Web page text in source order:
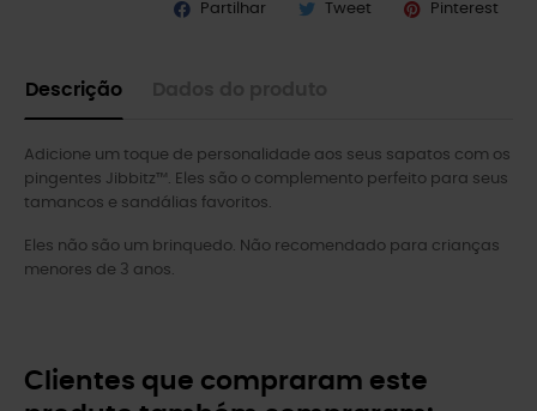
Partilhar Tweet Pinterest
Descrição
Adicione um toque de personalidade aos seus sapatos com os
pingentes Jibbitz™. Eles são o complemento perfeito para seus
tamancos e sandálias favoritos.
Eles não são um brinquedo. Não recomendado para crianças
menores de 3 anos.
Clientes que compraram este